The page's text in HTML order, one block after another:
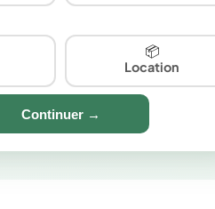
📦
Location
Continuer →